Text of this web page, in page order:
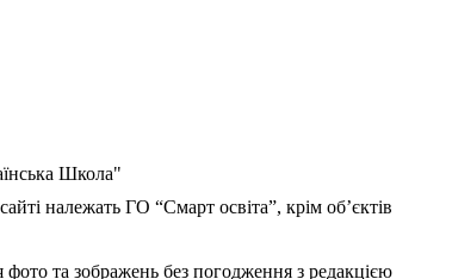
Школа"
належать ГО “Смарт освіта”, крім об’єктів
та зображень без погодження з редакцією